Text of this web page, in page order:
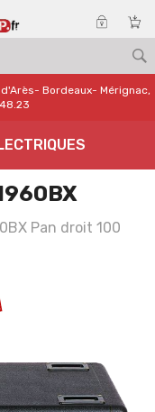
Bordeaux- Mérignac,
Pan droit 100